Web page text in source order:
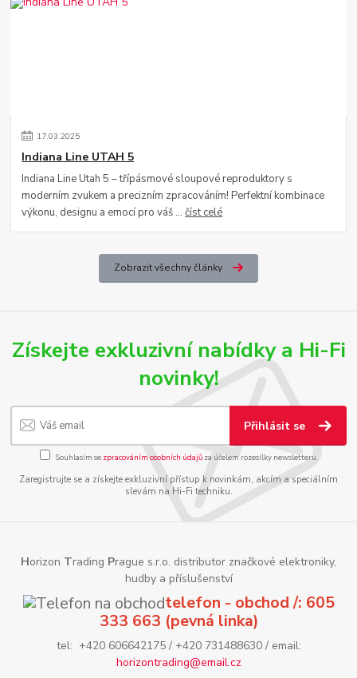
17.03.2025
Indiana Line UTAH 5
Indiana Line Utah 5 – třípásmové sloupové reproduktory s
moderním zvukem a precizním zpracováním! Perfektní kombinace
výkonu, designu a emocí pro váš ...číst celé
Zobrazit všechny články
Získejte exkluzivní nabídky a Hi-Fi
novinky!
Přihlásit se
Souhlasím se zpracováním osobních údajůza účelem rozesílky newsletteru.
Zaregistrujte se a získejte exkluzivní přístup k novinkám, akcím a speciálním
slevám na Hi-Fi techniku.
Horizon Trading Prague s.r.o. distributor značkové elektroniky,
hudby a příslušenství
telefon - obchod /: 605
333 663 (pevná linka)
tel: +420 606642175 / +420 731488630 / email:
horizontrading@email.cz